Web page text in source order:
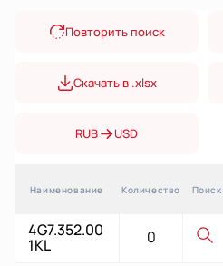
Повторить поиск
Скачать в .xlsx
RUB USD
Наименование Количество Поиск